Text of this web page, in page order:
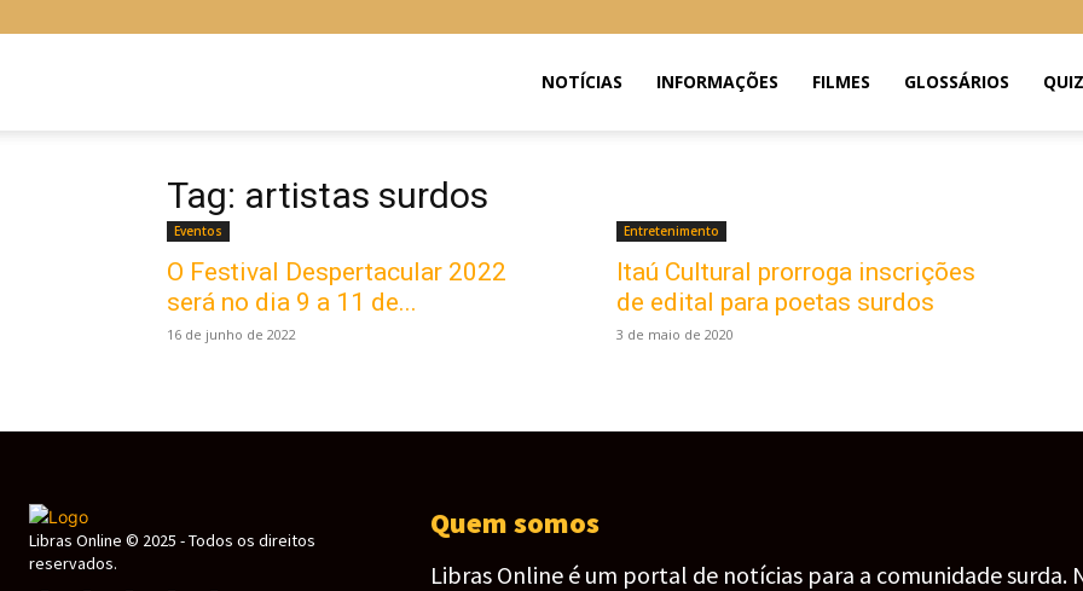
NOTÍCIAS INFORMAÇÕES FILMES GLOSSÁRIOS QUIZ
Tag: artistas surdos
Eventos
O Festival Despertacular 2022
será no dia 9 a 11 de...
16 de junho de 2022
Entretenimento
Itaú Cultural prorroga inscrições
de edital para poetas surdos
3 de maio de 2020
Libras Online © 2025 - Todos os direitos
reservados.
Quem somos
Libras Online é um portal de notícias para a comunidade surda.